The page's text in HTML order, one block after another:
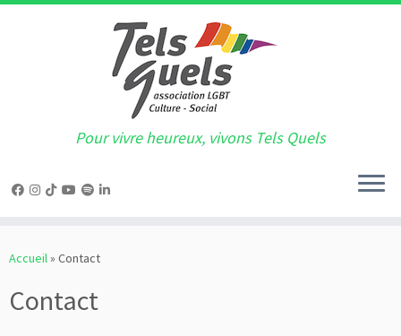
au
Pour vivre heureux, vivons Tels Quels
Accueil» Contact
Contact